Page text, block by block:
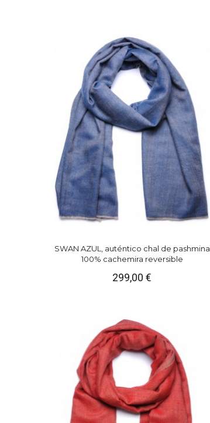
SWAN AZUL, auténtico chal de pashmina
100% cachemira reversible
299,00 €